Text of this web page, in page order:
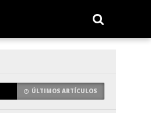
ÚLTIMOS ARTÍCULOS